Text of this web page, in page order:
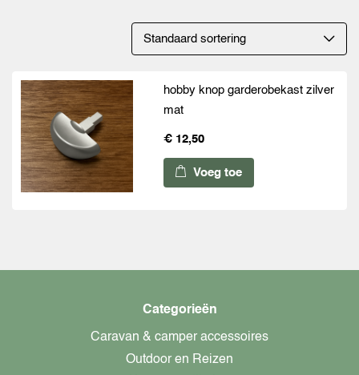
hobby knop garderobekast zilver
mat
€ 12,50
Voeg toe
Categorieën
Caravan & camper accessoires
Outdoor en Reizen